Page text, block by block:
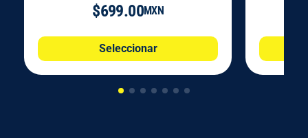
$699.00MXN
Seleccionar